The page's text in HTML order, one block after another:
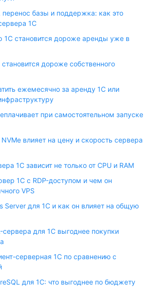
базы и поддержка: как это
1С
1С становится дороже аренды уже в
дороже собственного
ежемесячно за аренду 1С или
при самостоятельном запуске
влияет на цену и скорость сервера
1С зависит не только от CPU и RAM
1С с RDP-доступом и чем он
VPS
Server для 1С и как он влияет на общую
сервера для 1С выгоднее покупки
серверная 1С по сравнению с
для 1С: что выгоднее по бюджету